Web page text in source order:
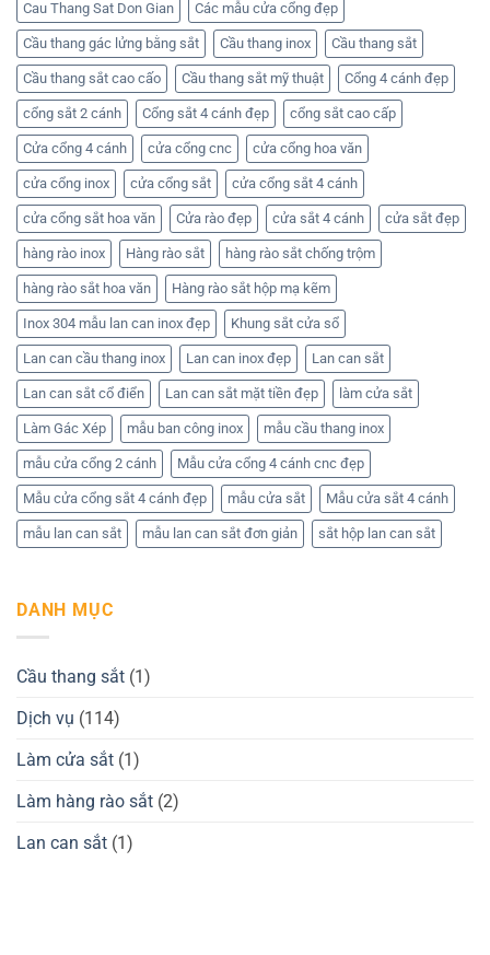
hiện
nay
báo
giá
tốt
nhất
ở
Cơ
khí
Huỳnh
Tuấn
Phát
rào
đẹp
–
Liên
hệ
Cơ
khí
Huỳnh
Tuấn
Phát
để
nhận
báo
giá
Cau Thang Sat Don Gian Các mẫu cửa cổng đẹp
Cầu thang gác lửng bằng sắt Cầu thang inox Cầu thang sắt
Cầu thang sắt cao cấo Cầu thang sắt mỹ thuật Cổng 4 cánh đẹp
cổng sắt 2 cánh Cổng sắt 4 cánh đẹp cổng sắt cao cấp
Cửa cổng 4 cánh cửa cổng cnc cửa cổng hoa văn
cửa cổng inox cửa cổng sắt cửa cổng sắt 4 cánh
cửa cổng sắt hoa văn Cửa rào đẹp cửa sắt 4 cánh cửa sắt đẹp
hàng rào inox Hàng rào sắt hàng rào sắt chống trộm
hàng rào sắt hoa văn Hàng rào sắt hộp mạ kẽm
Inox 304 mẫu lan can inox đẹp Khung sắt cửa sổ
Lan can cầu thang inox Lan can inox đẹp Lan can sắt
Lan can sắt cổ điển Lan can sắt mặt tiền đẹp làm cửa sắt
Làm Gác Xép mẫu ban công inox mẫu cầu thang inox
mẫu cửa cổng 2 cánh Mẫu cửa cổng 4 cánh cnc đẹp
Mẫu cửa cổng sắt 4 cánh đẹp mẫu cửa sắt Mẫu cửa sắt 4 cánh
mẫu lan can sắt mẫu lan can sắt đơn giản sắt hộp lan can sắt
DANH MỤC
Cầu thang sắt (1)
Dịch vụ (114)
Làm cửa sắt (1)
Làm hàng rào sắt (2)
Lan can sắt (1)